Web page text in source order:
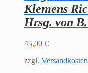
Klemens
Hrsg. von
45,00 €
zzgl. Versandkosten